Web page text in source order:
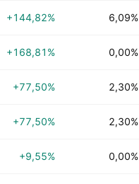
+144,82% 6,09%
+168,81% 0,00%
+77,50% 2,30%
+77,50% 2,30%
+9,55% 0,00%